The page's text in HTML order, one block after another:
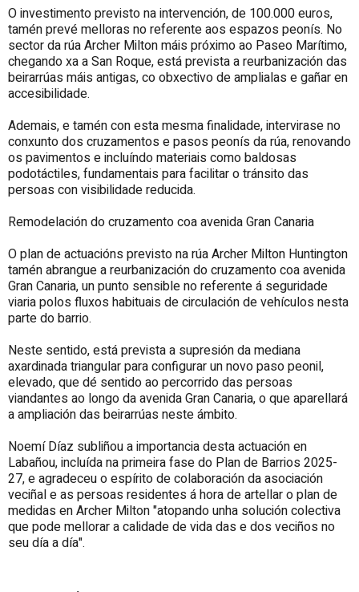
O investimento previsto na intervención, de 100.000 euros,
tamén prevé melloras no referente aos espazos peonís. No
sector da rúa Archer Milton máis próximo ao Paseo Marítimo,
chegando xa a San Roque, está prevista a reurbanización das
beirarrúas máis antigas, co obxectivo de amplialas e gañar en
accesibilidade.
Ademais, e tamén con esta mesma finalidade, intervirase no
conxunto dos cruzamentos e pasos peonís da rúa, renovando
os pavimentos e incluíndo materiais como baldosas
podotáctiles, fundamentais para facilitar o tránsito das
persoas con visibilidade reducida.
Remodelación do cruzamento coa avenida Gran Canaria
O plan de actuacións previsto na rúa Archer Milton Huntington
tamén abrangue a reurbanización do cruzamento coa avenida
Gran Canaria, un punto sensible no referente á seguridade
viaria polos fluxos habituais de circulación de vehículos nesta
parte do barrio.
Neste sentido, está prevista a supresión da mediana
axardinada triangular para configurar un novo paso peonil,
elevado, que dé sentido ao percorrido das persoas
viandantes ao longo da avenida Gran Canaria, o que aparellará
a ampliación das beirarrúas neste ámbito.
Noemí Díaz subliñou a importancia desta actuación en
Labañou, incluída na primeira fase do Plan de Barrios 2025-
27, e agradeceu o espírito de colaboración da asociación
veciñal e as persoas residentes á hora de artellar o plan de
medidas en Archer Milton "atopando unha solución colectiva
que pode mellorar a calidade de vida das e dos veciños no
seu día a día".